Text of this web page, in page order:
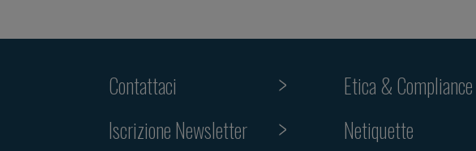
Contattaci
Iscrizione Newsletter
Etica & Compliance
Netiquette